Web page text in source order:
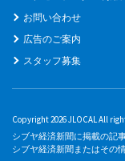
お問い合わせ
広告のご案内
スタッフ募集
Copyright 2026 JLOCAL All
シブヤ経済新聞に掲載の記
シブヤ経済新聞またはその